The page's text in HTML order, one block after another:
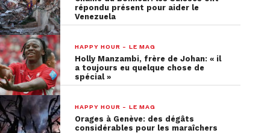
répondu présent pour aider le
Venezuela
HAPPY HOUR - LE MAG
Holly Manzambi, frère de Johan: « il
a toujours eu quelque chose de
spécial »
HAPPY HOUR - LE MAG
Orages à Genève: des dégâts
considérables pour les maraîchers